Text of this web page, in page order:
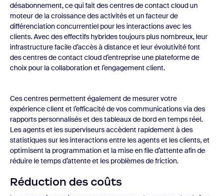
désabonnement, ce qui fait des centres de contact cloud un
moteur de la croissance des activités et un facteur de
différenciation concurrentiel pour les interactions avec les
clients. Avec des effectifs hybrides toujours plus nombreux, leur
infrastructure facile d’accès à distance et leur évolutivité font
des centres de contact cloud d’entreprise une plateforme de
choix pour la collaboration et l’engagement client.
Ces centres permettent également de mesurer votre
expérience client et l’efficacité de vos communications via des
rapports personnalisés et des tableaux de bord en temps réel.
Les agents et les superviseurs accèdent rapidement à des
statistiques sur les interactions entre les agents et les clients, et
optimisent la programmation et la mise en file d’attente afin de
réduire le temps d’attente et les problèmes de friction.
Réduction des coûts